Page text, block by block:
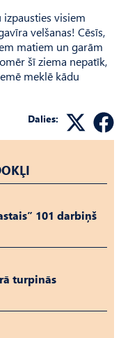
izpausties visiem
velšanas! Cēsīs,
matiem un garām
šī ziema nepatīk,
meklē kādu
Dalies:
101 darbiņš
turpinās